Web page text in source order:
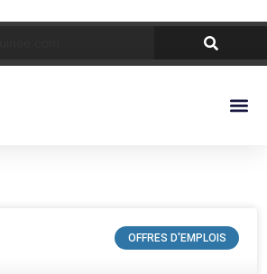
OFFRES D'EMPLOIS